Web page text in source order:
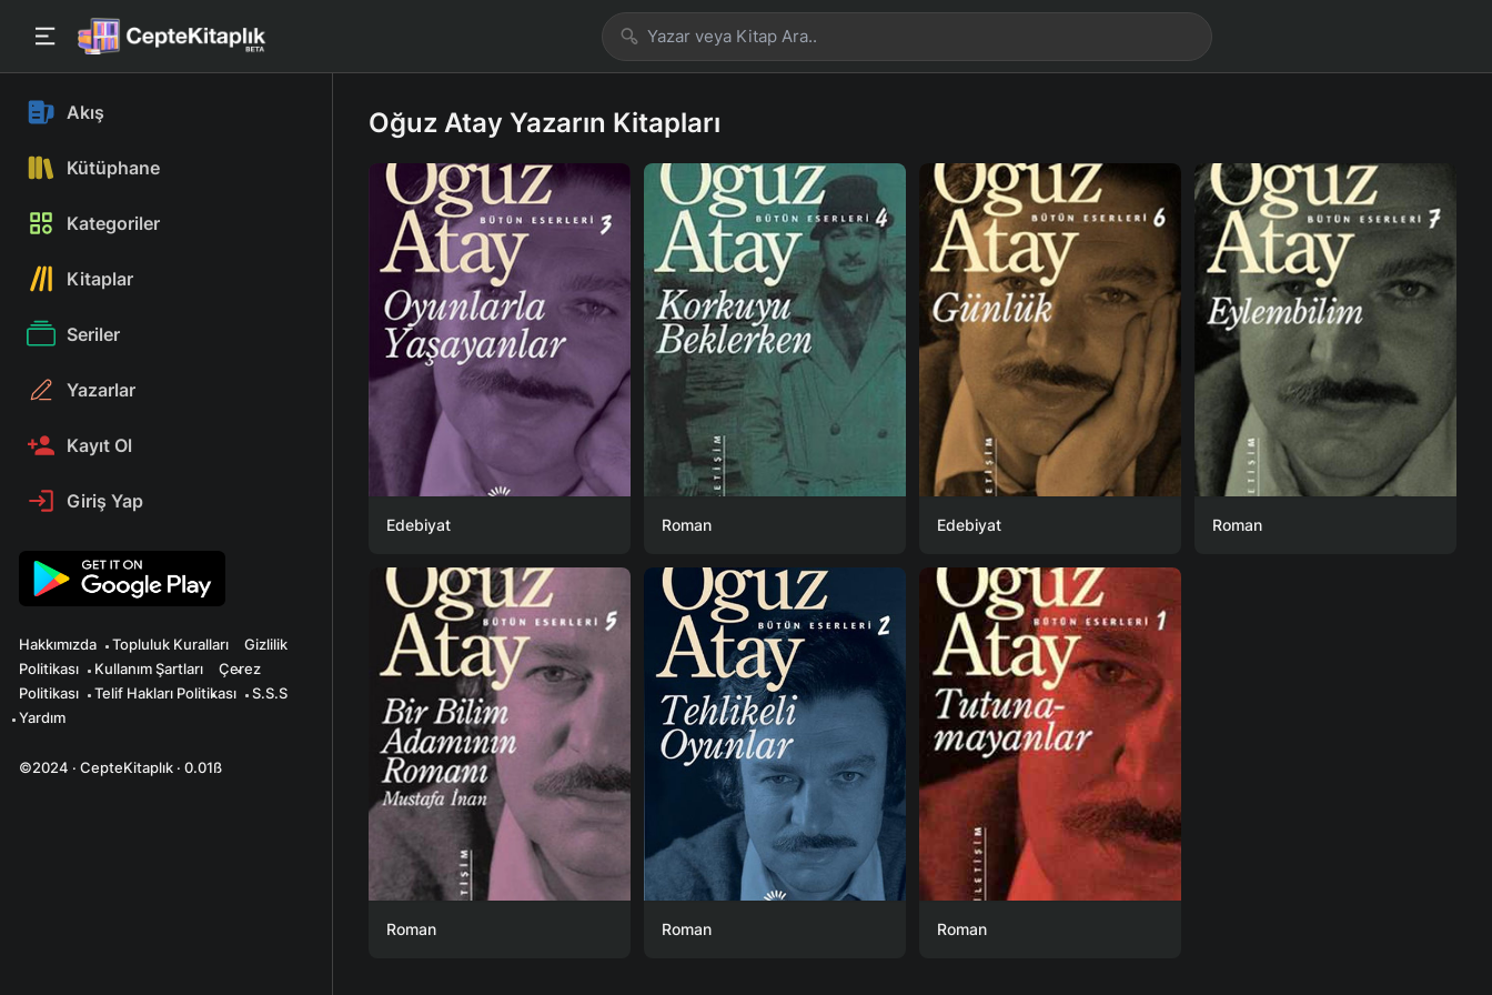
Akış
Kütüphane
Kategoriler
Kitaplar
Seriler
Yazarlar
Kayıt Ol
Giriş Yap
Hakkımızda Topluluk Kuralları
Gizlilik
Politikası
Kullanım Şartları
Çerez
Politikası
Telif Hakları Politikası
S.S.S
Yardım
©2024 · CepteKitaplık · 0.01ß
Oğuz Atay Yazarın Kitapları
Edebiyat Roman Edebiyat Roman
Roman Roman Roman